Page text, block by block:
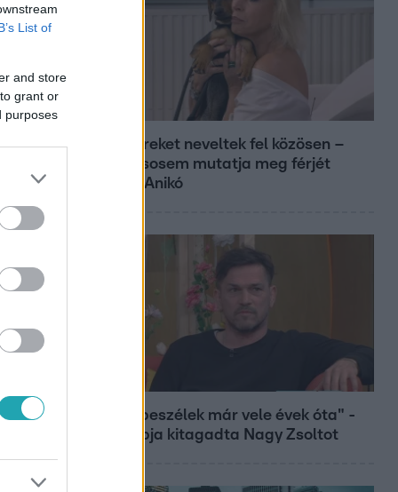
List of
and store
grant or
purposes
Öt gyereket neveltek fel közösen –
szinte sosem mutatja meg férjét
Ungár Anikó
"Nem beszélek már vele évek óta" -
Édesapja kitagadta Nagy Zsoltot